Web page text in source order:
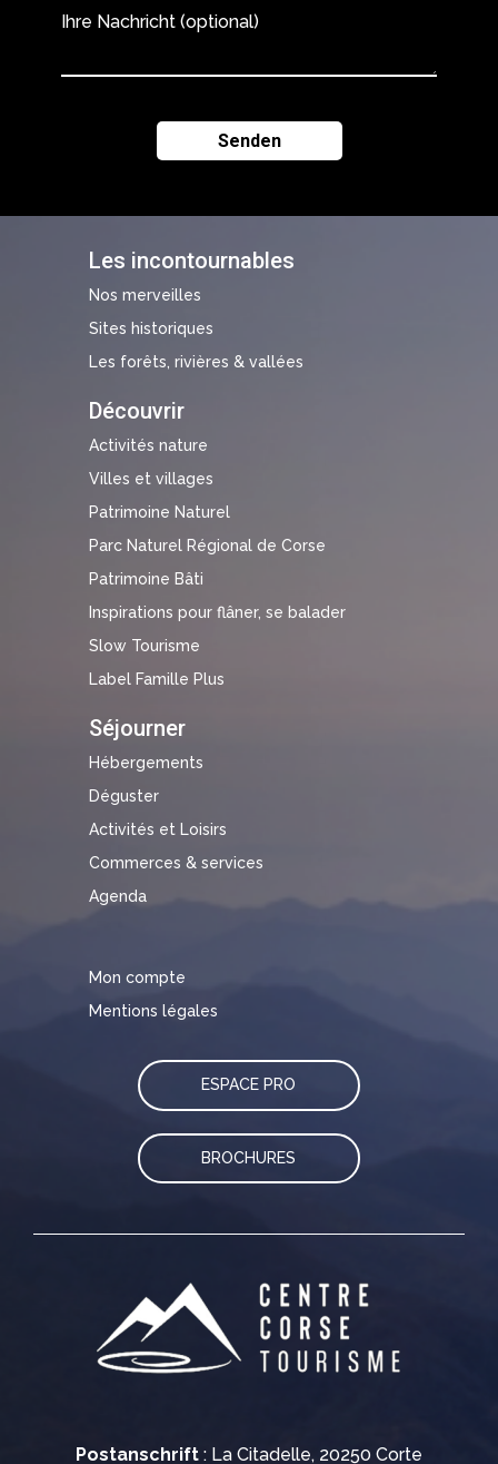
Postanschrift : La Citadelle, 20250 Corte
Les incontournables
Nos merveilles
Sites historiques
Les forêts, rivières & vallées
Découvrir
Activités nature
Villes et villages
Patrimoine Naturel
Parc Naturel Régional de Corse
Patrimoine Bâti
Inspirations pour flâner, se balader
Slow Tourisme
Label Famille Plus
Séjourner
Hébergements
Déguster
Activités et Loisirs
Commerces & services
Agenda
Mon compte
Mentions légales
ESPACE PRO
BROCHURES
Ihre Nachricht (optional)